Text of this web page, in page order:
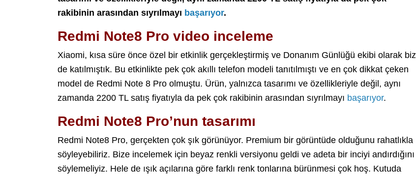
rakibinin arasından sıyrılmayı başarıyor.
Redmi Note8 Pro video inceleme
Xiaomi, kısa süre önce özel bir etkinlik gerçekleştirmiş ve Donanım Günlüğü ekibi olarak biz
de katılmıştık. Bu etkinlikte pek çok akıllı telefon modeli tanıtılmıştı ve en çok dikkat çeken
model de Redmi Note 8 Pro olmuştu. Ürün, yalnızca tasarımı ve özellikleriyle değil, aynı
zamanda 2200 TL satış fiyatıyla da pek çok rakibinin arasından sıyrılmayı başarıyor.
Redmi Note8 Pro’nun tasarımı
Redmi Note8 Pro, gerçekten çok şık görünüyor. Premium bir görüntüde olduğunu rahatlıkla
söyleyebiliriz. Bize incelemek için beyaz renkli versiyonu geldi ve adeta bir inciyi andırdığını
söylemeliyiz. Hele de ışık açılarına göre farklı renk tonlarına bürünmesi çok hoş. Kutuda